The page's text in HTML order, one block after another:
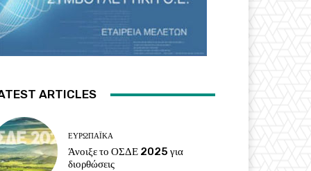
ARTICLES
ΕΥΡΩΠΑΪΚΆ
Άνοιξε το ΟΣΔΕ 2025 για
διορθώσεις